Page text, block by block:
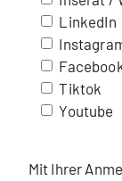
LinkedIn
Tiktok
Youtube
Mit Ihrer